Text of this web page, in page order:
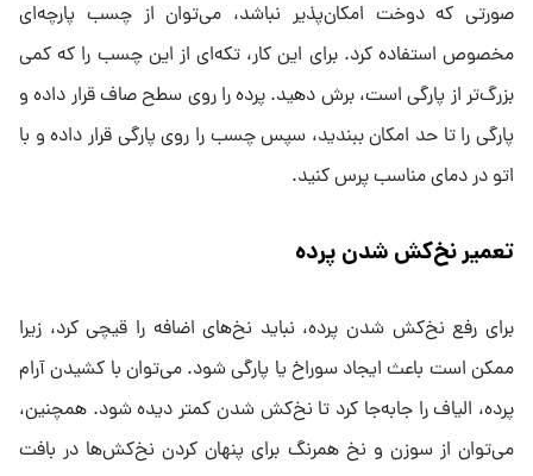
صورتی که دوخت امکان‌پذیر نباشد، می‌توان از چسب پارچه‌ای
مخصوص استفاده کرد. برای این کار، تکه‌ای از این چسب را که کمی
بزرگ‌تر از پارگی است، برش دهید. پرده را روی سطح صاف قرار داده و
پارگی را تا حد امکان ببندید، سپس چسب را روی پارگی قرار داده و با
اتو در دمای مناسب پرس کنید.
تعمیر نخ‌کش شدن پرده
برای رفع نخ‌کش شدن پرده، نباید نخ‌های اضافه را قیچی کرد، زیرا
ممکن است باعث ایجاد سوراخ یا پارگی شود. می‌توان با کشیدن آرام
پرده، الیاف را جابه‌جا کرد تا نخ‌کش شدن کمتر دیده شود. همچنین،
می‌توان از سوزن و نخ همرنگ برای پنهان کردن نخ‌کش‌ها در بافت